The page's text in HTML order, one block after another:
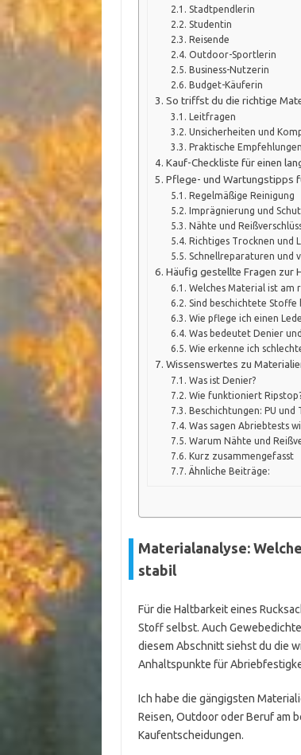
Stadtpendlerin
Studentin
Reisende
Outdoor-Sportlerin
Business-Nutzerin
Budget-Käuferin
So triffst du die richtige
Leitfragen
Unsicherheiten und
Praktische Empfehlungen
Kauf-Checkliste für einen
Pflege- und Wartungstipps
Regelmäßige Reinigung
Imprägnierung und
Nähte und
Richtiges Trocknen und
Schnellreparaturen und
Häufig gestellte Fragen zur
Welches Material ist am
Sind beschichtete Stoffe
Wie pflege ich einen
Was bedeutet Denier
Wie erkenne ich
Wissenswertes zu
Was ist Denier?
Wie funktioniert
Beschichtungen: PU und
Was sagen Abriebtests
Warum Nähte und
Kurz zusammengefasst
Ähnliche Beiträge:
Materialanalyse:
stabil
Für die Haltbarkeit eines
Stoff selbst. Auch
diesem Abschnitt siehst du die
Anhaltspunkte für
Ich habe die gängigsten
Reisen, Outdoor oder Beruf am
Kaufentscheidungen.